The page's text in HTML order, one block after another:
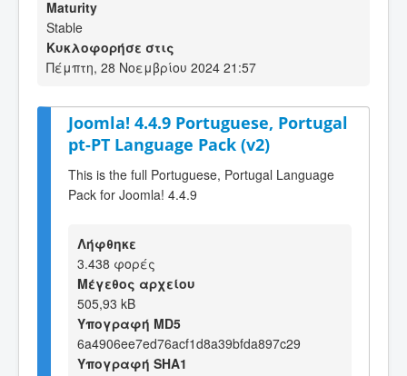
Maturity
Stable
Κυκλοφορήσε στις
Πέμπτη, 28 Νοεμβρίου 2024 21:57
Joomla! 4.4.9 Portuguese, Portugal
pt-PT Language Pack (v2)
This is the full Portuguese, Portugal Language
Pack for Joomla! 4.4.9
Λήφθηκε
3.438 φορές
Μέγεθος αρχείου
505,93 kB
Υπογραφή MD5
6a4906ee7ed76acf1d8a39bfda897c29
Υπογραφή SHA1